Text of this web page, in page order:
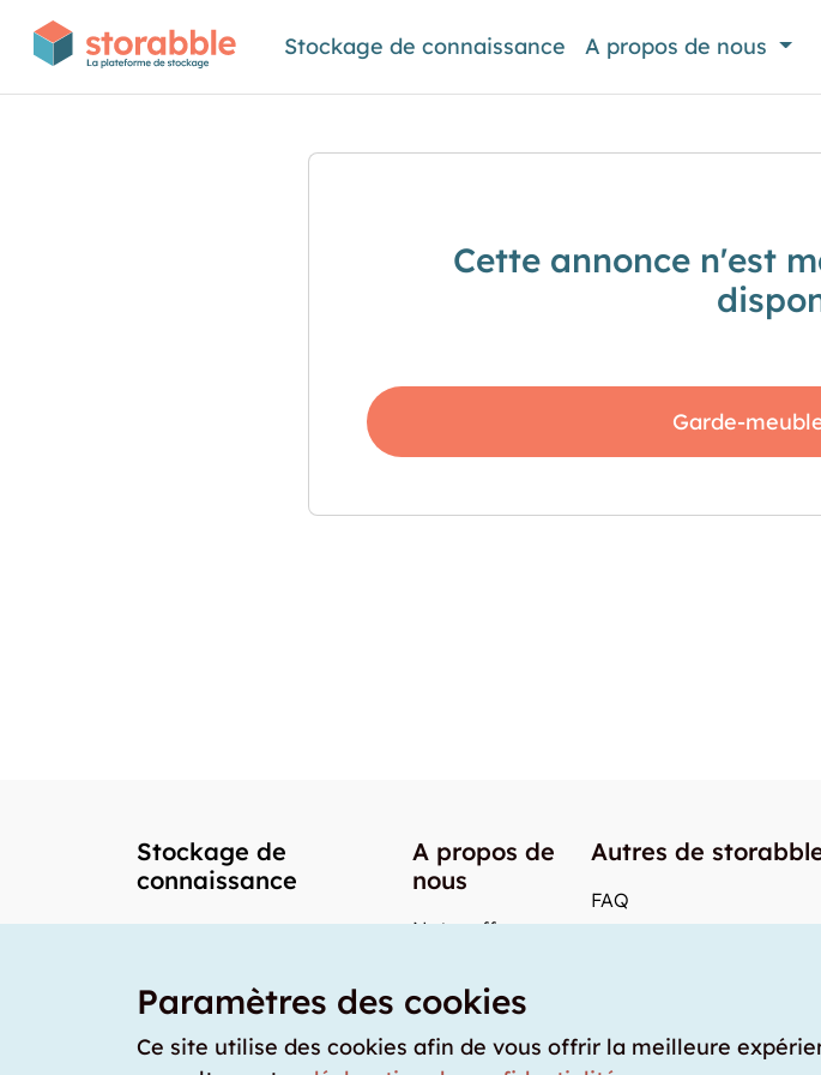
Stockage de connaissance A propos de nous
Cette annonce n'est
Garde-
Stockage de
connaissance
A propos de
nous
Notre offre
Notre team
Nos prix
Autres de
FAQ
Quel est le tarif moyen
Paramètres des cookies
Ce site utilise des cookies afin de vous offrir la meilleure